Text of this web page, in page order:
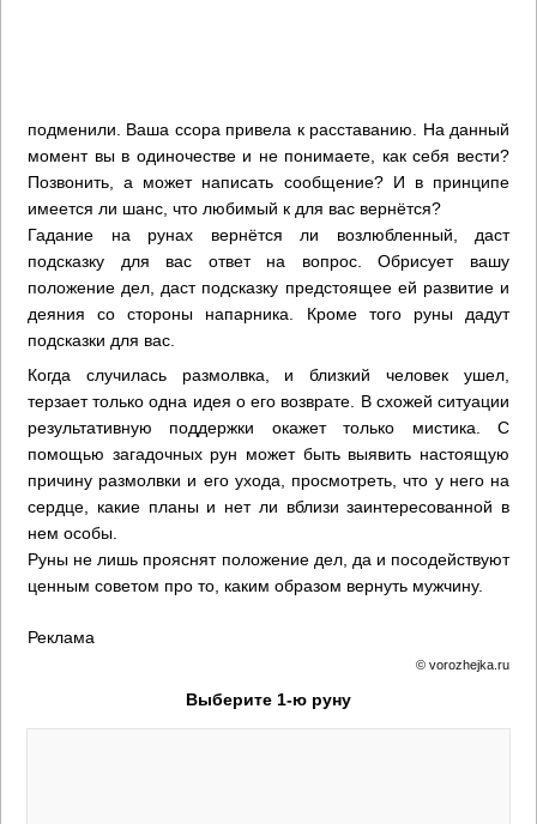
подменили. Ваша ссора привела к расставанию. На данный
момент вы в одиночестве и не понимаете, как себя вести?
Позвонить, а может написать сообщение? И в принципе
имеется ли шанс, что любимый к для вас вернётся?
Гадание на рунах вернётся ли возлюбленный, даст
подсказку для вас ответ на вопрос. Обрисует вашу
положение дел, даст подсказку предстоящее ей развитие и
деяния со стороны напарника. Кроме того руны дадут
подсказки для вас.
Когда случилась размолвка, и близкий человек ушел,
терзает только одна идея о его возврате. В схожей ситуации
результативную поддержки окажет только мистика. С
помощью загадочных рун может быть выявить настоящую
причину размолвки и его ухода, просмотреть, что у него на
сердце, какие планы и нет ли вблизи заинтересованной в
нем особы.
Руны не лишь прояснят положение дел, да и посодействуют
ценным советом про то, каким образом вернуть мужчину.
Реклама
© vorozhejka.ru
Выберите 1-ю руну